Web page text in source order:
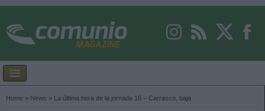
Home » News » La última hora de la jornada 16 – Carrasco, baja